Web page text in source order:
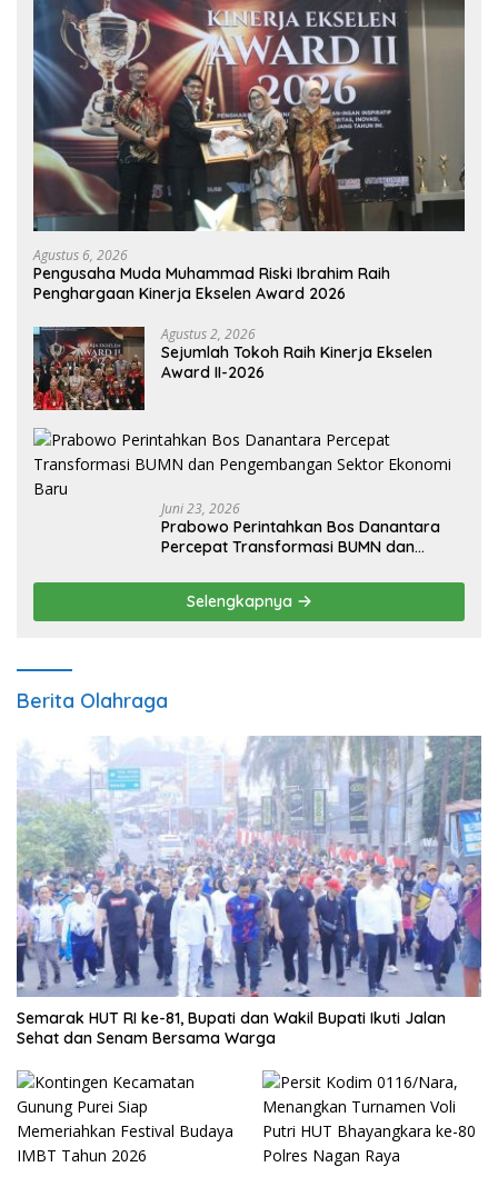
Agustus 6, 2026
Pengusaha Muda Muhammad Riski Ibrahim Raih
Penghargaan Kinerja Ekselen Award 2026
Agustus 2, 2026
Sejumlah Tokoh Raih Kinerja Ekselen
Award II-2026
Juni 23, 2026
Prabowo Perintahkan Bos Danantara
Percepat Transformasi BUMN dan
Selengkapnya
Berita Olahraga
Semarak HUT RI ke-81, Bupati dan Wakil Bupati Ikuti Jalan
Sehat dan Senam Bersama Warga